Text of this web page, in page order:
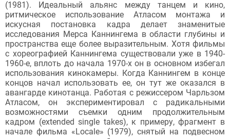
(1981). Идеальный альянс между танцем и кино,
ритмическое использование Атласом монтажа и
искусная постановка кадра делает знаменитые
исследования Мерса Каннингема в области глубины и
пространства еще более выразительным. Хотя фильмы
с хореографией Каннингема существовали уже в 1940-
1960-е, вплоть до начала 1970-х он в основном избегал
использования кинокамеры. Когда Каннингем в конце
концов начал использовать ее, он тут же оказался в
авангарде кинотанца. Работая с режиссером Чарльзом
Атласом, он экспериментировал с радикальными
возможностями съемки одним продолжительным
кадром (extended single takes), к примеру, фрагмент в
начале фильма «Locale» (1979), снятый на подвесном